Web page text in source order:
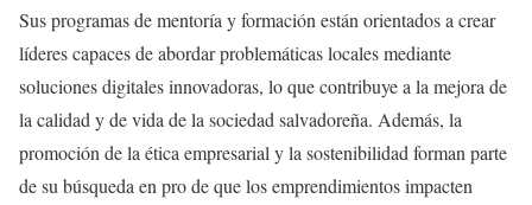
Sus programas de mentoría y formación están orientados a crear
líderes capaces de abordar problemáticas locales mediante
soluciones digitales innovadoras, lo que contribuye a la mejora de
la calidad y de vida de la sociedad salvadoreña. Además, la
promoción de la ética empresarial y la sostenibilidad forman parte
de su búsqueda en pro de que los emprendimientos impacten